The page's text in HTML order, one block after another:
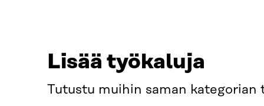
Lisää työkaluja
Tutustu muihin saman kategorian